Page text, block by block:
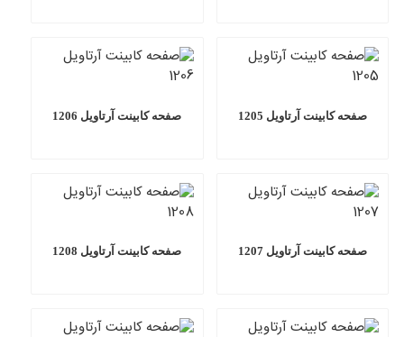
صفحه کابینت آرتاویل 1205 صفحه کابینت آرتاویل 1206
صفحه کابینت آرتاویل 1207 صفحه کابینت آرتاویل 1208